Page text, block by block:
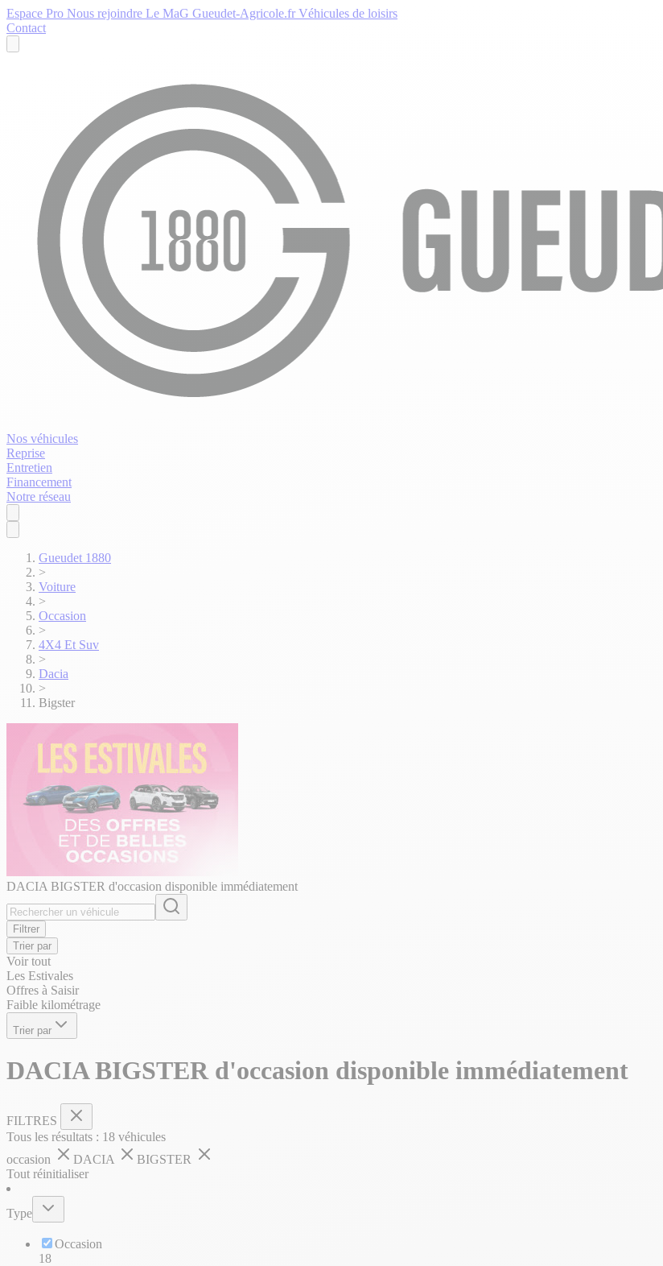
Espace Pro Nous rejoindre Le MaG Gueudet-Agricole.fr Véhicules de loisirs
Contact
Nos véhicules
Reprise
Entretien
Financement
Notre réseau
Gueudet 1880
>
Voiture
>
Occasion
>
4X4 Et Suv
>
Dacia
>
Bigster
DACIA BIGSTER d'occasion disponible immédiatement
Filtrer
Trier par
Voir tout
Les Estivales
Offres à Saisir
Faible kilométrage
Trier par
DACIA BIGSTER d'occasion disponible immédiatement
FILTRES
Tous les résultats : 18 véhicules
occasion
DACIA
BIGSTER
Tout réinitialiser
Type
Occasion
18